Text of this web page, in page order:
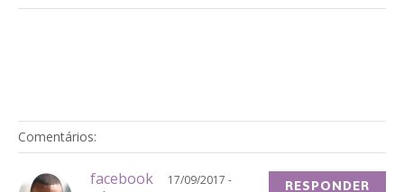
Comentários:
facebook
17/09/2017 -
RESPONDER